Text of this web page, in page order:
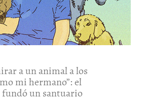
a un animal a los
mi hermano”: el
fundó un santuario